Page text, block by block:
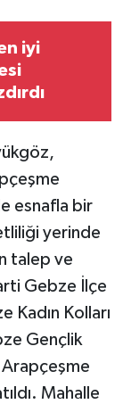
iyi
esnafla bir
yerinde
talep ve
Gebze İlçe
Kadın Kolları
Gençlik
Arapçeşme
Mahalle